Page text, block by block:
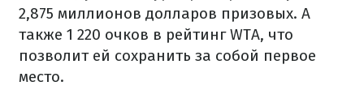
2,875 миллионов долларов призовых. А
также 1 220 очков в рейтинг WTA, что
позволит ей сохранить за собой первое
место.